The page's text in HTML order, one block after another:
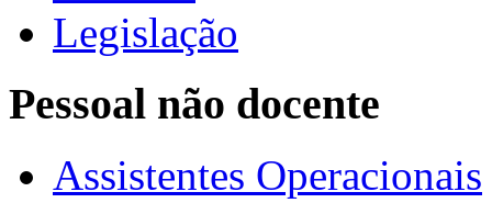
Legislação
Pessoal não docente
Assistentes Operacionais